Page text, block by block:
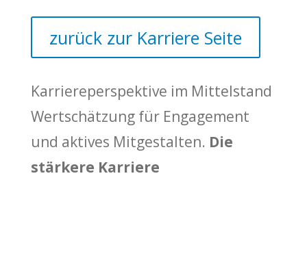
zurück zur Karriere Seite
Karriereperspektive im Mittelstand
Wertschätzung für Engagement
und aktives Mitgestalten. Die
stärkere Karriere